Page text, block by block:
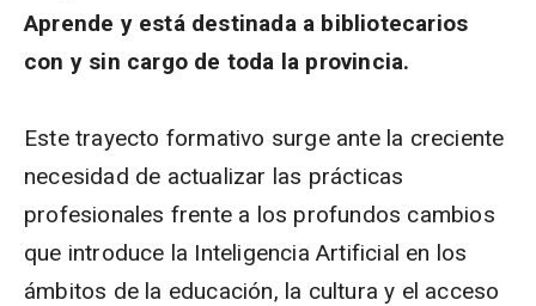
Aprende y está destinada a bibliotecarios
con y sin cargo de toda la provincia.
Este trayecto formativo surge ante la creciente
necesidad de actualizar las prácticas
profesionales frente a los profundos cambios
que introduce la Inteligencia Artificial en los
ámbitos de la educación, la cultura y el acceso